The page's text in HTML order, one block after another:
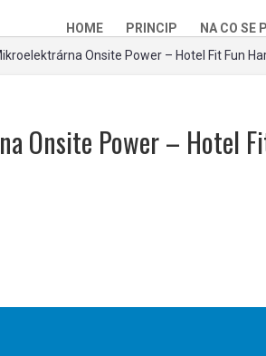
HOME PRINCIP NA CO SE
Onsite Power – Hotel Fit Fun
Onsite Power – Hotel